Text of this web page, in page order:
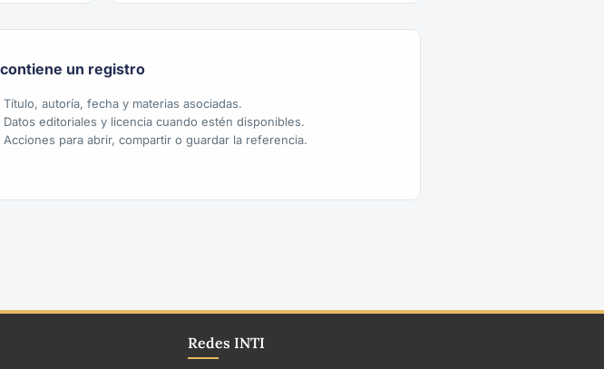
un registro
Título, autoría, fecha y materias asociadas.
Datos editoriales y licencia cuando estén disponibles.
Acciones para abrir, compartir o guardar la referencia.
Redes INTI